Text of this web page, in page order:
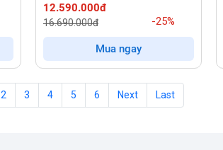
12.590.000đ
16.690.000đ -25%
Mua ngay
2 3 4 5 6 Next Last